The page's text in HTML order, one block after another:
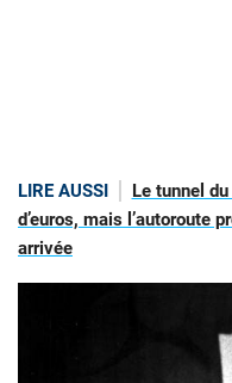
LIRE AUSSI
Le tunnel
d’euros, mais l’autoroute
arrivée